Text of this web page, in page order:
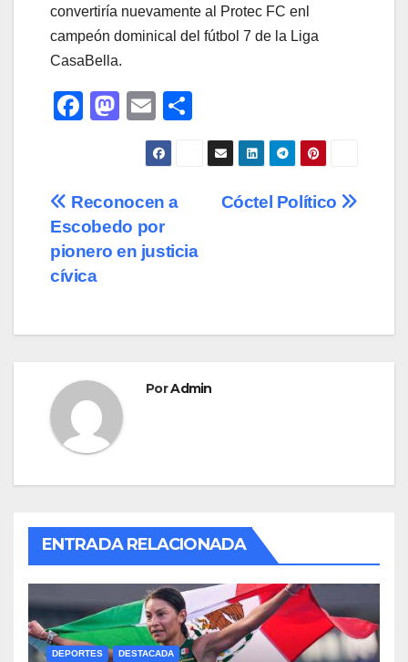
convertiría nuevamente al Protec FC enl
campeón dominical del fútbol 7 de la Liga
CasaBella.
F
e
b
o
o
M
o
d
o
E
m
ail
o
m
tir
Navegación
de
entradas
Cóctel Político
Reconocen a
Escobedo por
pionero en justicia
cívica
PorAdmin
ENTRADA RELACIONADA
DEPORTES DESTACADA